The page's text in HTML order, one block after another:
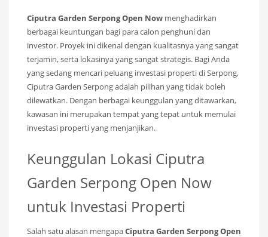
Ciputra Garden Serpong Open Now menghadirkan
berbagai keuntungan bagi para calon penghuni dan
investor. Proyek ini dikenal dengan kualitasnya yang sangat
terjamin, serta lokasinya yang sangat strategis. Bagi Anda
yang sedang mencari peluang investasi properti di Serpong,
Ciputra Garden Serpong adalah pilihan yang tidak boleh
dilewatkan. Dengan berbagai keunggulan yang ditawarkan,
kawasan ini merupakan tempat yang tepat untuk memulai
investasi properti yang menjanjikan.
Keunggulan Lokasi Ciputra
Garden Serpong Open Now
untuk Investasi Properti
Salah satu alasan mengapaCiputra Garden Serpong Open